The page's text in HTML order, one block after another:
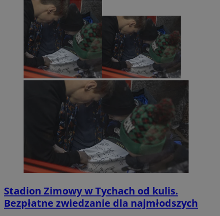
Stadion Zimowy w Tychach od kulis.
Bezpłatne zwiedzanie dla najmłodszych